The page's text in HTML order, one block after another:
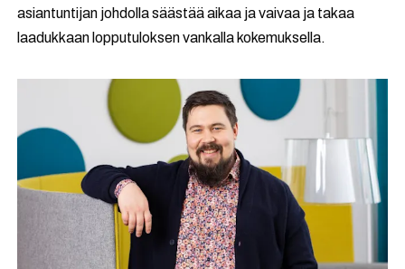
asiantuntijan johdolla säästää aikaa ja vaivaa ja takaa
laadukkaan lopputuloksen vankalla kokemuksella.